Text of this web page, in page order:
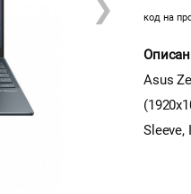
❯ код на
Asus
Sleeve,